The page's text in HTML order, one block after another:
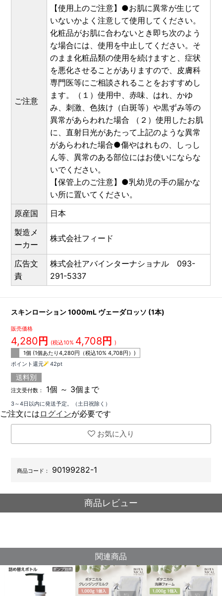
ご注意
【使用上のご注意】●お肌に異常が生じて
いないかよく注意して使用してください。
化粧品がお肌に合わないとき即ち次のよう
な場合には、使用を中止してください。そ
のまま化粧品類の使用を続けますと、症状
を悪化させることがありますので、皮膚科
専門医等にご相談されることをおすすめし
ます。（１）使用中、赤味、はれ、かゆ
み、刺激、色抜け（白斑等）や黒ずみ等の
異常があらわれた場合 （２）使用したお肌
に、直射日光があたって上記のような異常
があらわれた場合●傷やはれもの、しっし
ん等、異常のある部位にはお使いにならな
いでください。
【保管上のご注意】●乳幼児の手の届かな
い所に置いてください。
原産国
日本
製造メ
ーカー
株式会社フィード
広告文
責
株式会社アバインターナショナル 093-
291-5337
スキンローション 1000mL ヴェーダロッソ (1本)
販売価格
4,280 円 (税込10% 4,708 円 )
1個 (1個あたり4,280円（税込10%4,708円）)
ポイント還元
42pt
送料別
注文受付数： 1個 ～ 3個まで
3～4日以内に発送予定。（土日祝除く）
ご注文には ログインが必要です
お気に入り
商品コード： 90199282-1
商品レビュー
関連商品